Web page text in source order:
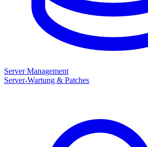
Server Management
Server-Wartung & Patches